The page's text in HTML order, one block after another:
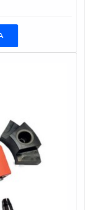
todo tipo de
de alta pressão